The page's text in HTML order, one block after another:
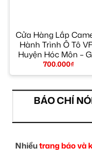
Cửa Hàng Lắp
Hành Trình Ô Tô
Huyện Hóc Môn –
Tốt TPHCM
700.000₫
BÁO CHÍ
Nhiềutrang báo và